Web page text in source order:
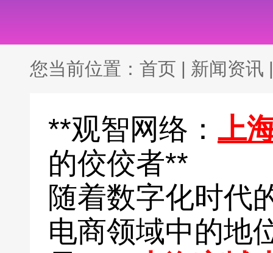
您当前位置： 首页 | 新闻资讯 |
**观智网络： 上
的佼佼者**
随着数字化时代
电商领域中的地